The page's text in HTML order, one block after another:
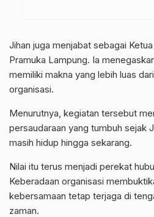
Jihan juga menjabat sebagai
Pramuka Lampung. Ia
memiliki makna yang lebih luas
organisasi.
Menurutnya, kegiatan tersebut
persaudaraan yang tumbuh sejak
masih hidup hingga sekarang.
Nilai itu terus menjadi perekat
Keberadaan organisasi
kebersamaan tetap terjaga di
zaman.